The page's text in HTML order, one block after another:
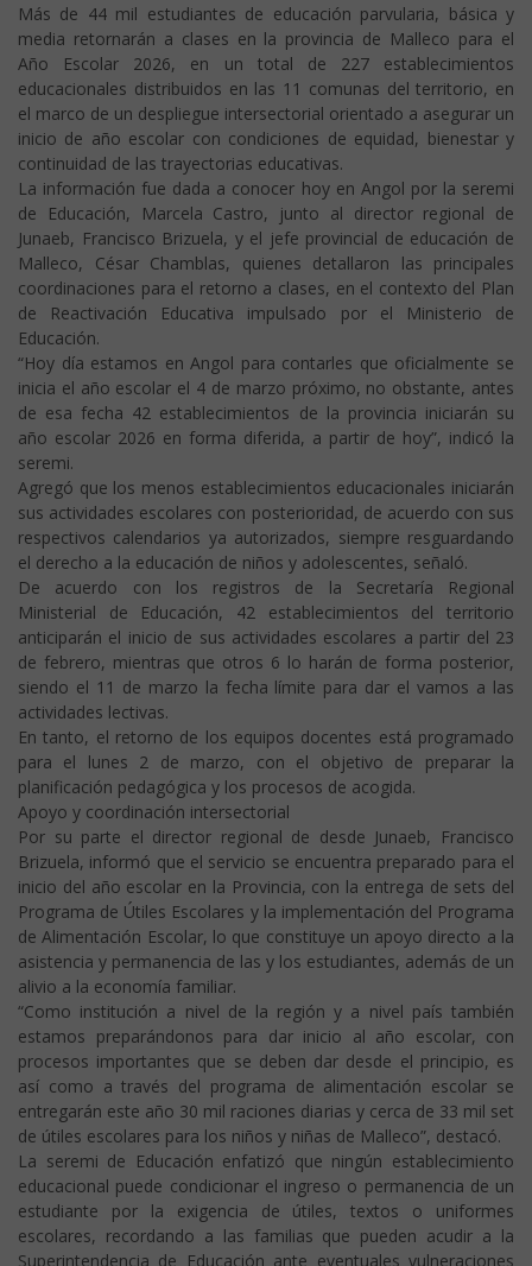
Más de 44 mil estudiantes de educación parvularia, básica y
media retornarán a clases en la provincia de Malleco para el
Año Escolar 2026, en un total de 227 establecimientos
educacionales distribuidos en las 11 comunas del territorio, en
el marco de un despliegue intersectorial orientado a asegurar un
inicio de año escolar con condiciones de equidad, bienestar y
continuidad de las trayectorias educativas.
La información fue dada a conocer hoy en Angol por la seremi
de Educación, Marcela Castro, junto al director regional de
Junaeb, Francisco Brizuela, y el jefe provincial de educación de
Malleco, César Chamblas, quienes detallaron las principales
coordinaciones para el retorno a clases, en el contexto del Plan
de Reactivación Educativa impulsado por el Ministerio de
Educación.
“Hoy día estamos en Angol para contarles que oficialmente se
inicia el año escolar el 4 de marzo próximo, no obstante, antes
de esa fecha 42 establecimientos de la provincia iniciarán su
año escolar 2026 en forma diferida, a partir de hoy”, indicó la
seremi.
Agregó que los menos establecimientos educacionales iniciarán
sus actividades escolares con posterioridad, de acuerdo con sus
respectivos calendarios ya autorizados, siempre resguardando
el derecho a la educación de niños y adolescentes, señaló.
De acuerdo con los registros de la Secretaría Regional
Ministerial de Educación, 42 establecimientos del territorio
anticiparán el inicio de sus actividades escolares a partir del 23
de febrero, mientras que otros 6 lo harán de forma posterior,
siendo el 11 de marzo la fecha límite para dar el vamos a las
actividades lectivas.
En tanto, el retorno de los equipos docentes está programado
para el lunes 2 de marzo, con el objetivo de preparar la
planificación pedagógica y los procesos de acogida.
Apoyo y coordinación intersectorial
Por su parte el director regional de desde Junaeb, Francisco
Brizuela, informó que el servicio se encuentra preparado para el
inicio del año escolar en la Provincia, con la entrega de sets del
Programa de Útiles Escolares y la implementación del Programa
de Alimentación Escolar, lo que constituye un apoyo directo a la
asistencia y permanencia de las y los estudiantes, además de un
alivio a la economía familiar.
“Como institución a nivel de la región y a nivel país también
estamos preparándonos para dar inicio al año escolar, con
procesos importantes que se deben dar desde el principio, es
así como a través del programa de alimentación escolar se
entregarán este año 30 mil raciones diarias y cerca de 33 mil set
de útiles escolares para los niños y niñas de Malleco”, destacó.
La seremi de Educación enfatizó que ningún establecimiento
educacional puede condicionar el ingreso o permanencia de un
estudiante por la exigencia de útiles, textos o uniformes
escolares, recordando a las familias que pueden acudir a la
Superintendencia de Educación ante eventuales vulneraciones